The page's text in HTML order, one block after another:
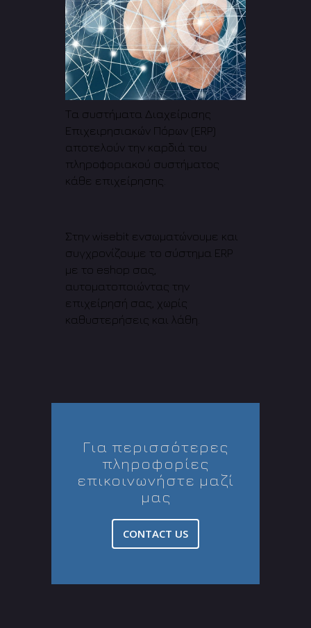
Τα συστήματα Διαχείρισης
Επιχειρησιακών Πόρων (ERP)
αποτελούν την καρδιά του
πληροφοριακού συστήματος
κάθε επιχείρησης.
Στην wisebit ενσωματώνουμε και
συγχρονίζουμε το σύστημα ERP
με το eshop σας,
αυτοματοποιώντας την
επιχείρησή σας, χωρίς
καθυστερήσεις και λάθη.
Για περισσότερες
πληροφορίες
επικοινωνήστε μαζί
μας
CONTACT US